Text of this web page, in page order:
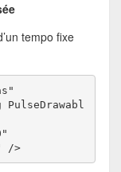
tempo fixe
/>